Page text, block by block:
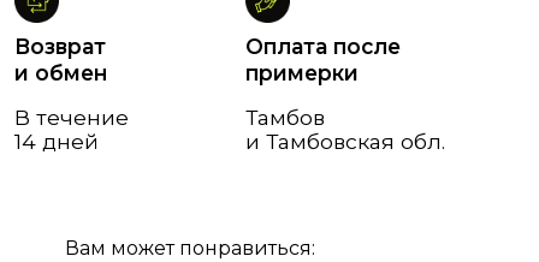
Вам может понравиться: